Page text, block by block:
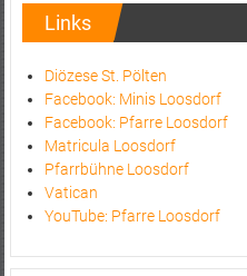
Links
Diözese St. Pölten
Facebook: Minis Loosdorf
Facebook: Pfarre Loosdorf
Matricula Loosdorf
Pfarrbühne Loosdorf
Vatican
YouTube: Pfarre Loosdorf